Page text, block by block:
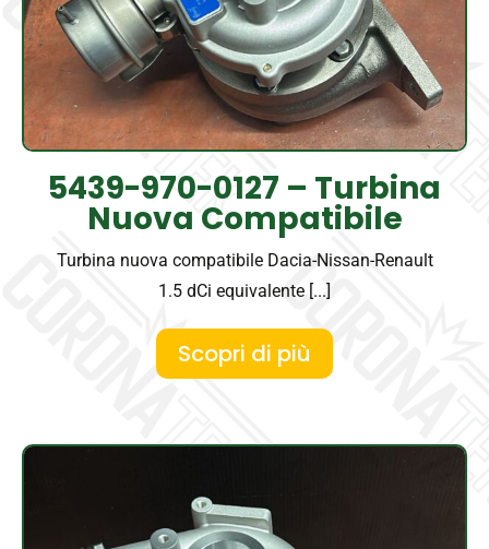
5439-970-0127 – Turbina
Nuova Compatibile
Turbina nuova compatibile Dacia-Nissan-Renault
1.5 dCi equivalente [...]
Scopri di più